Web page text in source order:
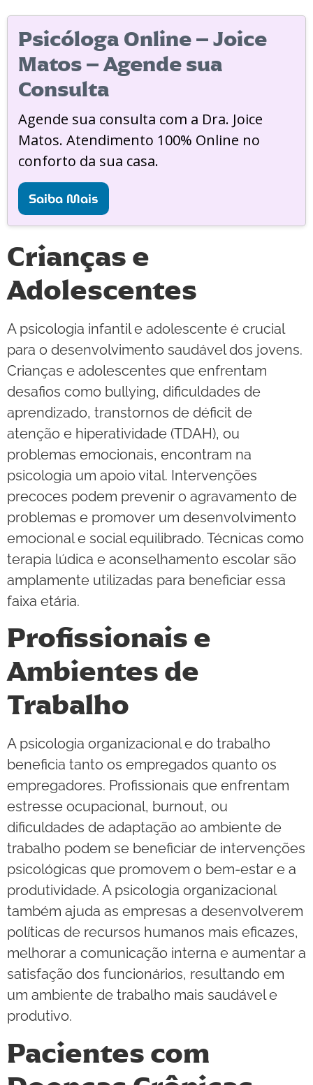
Psicóloga Online – Joice
Matos – Agende sua
Consulta
Agende sua consulta com a Dra. Joice
Matos. Atendimento 100% Online no
conforto da sua casa.
Saiba Mais
Crianças e
Adolescentes
A psicologia infantil e adolescente é crucial
para o desenvolvimento saudável dos jovens.
Crianças e adolescentes que enfrentam
desafios como bullying, dificuldades de
aprendizado, transtornos de déficit de
atenção e hiperatividade (TDAH), ou
problemas emocionais, encontram na
psicologia um apoio vital. Intervenções
precoces podem prevenir o agravamento de
problemas e promover um desenvolvimento
emocional e social equilibrado. Técnicas como
terapia lúdica e aconselhamento escolar são
amplamente utilizadas para beneficiar essa
faixa etária.
Profissionais e
Ambientes de
Trabalho
A psicologia organizacional e do trabalho
beneficia tanto os empregados quanto os
empregadores. Profissionais que enfrentam
estresse ocupacional, burnout, ou
dificuldades de adaptação ao ambiente de
trabalho podem se beneficiar de intervenções
psicológicas que promovem o bem-estar e a
produtividade. A psicologia organizacional
também ajuda as empresas a desenvolverem
políticas de recursos humanos mais eficazes,
melhorar a comunicação interna e aumentar a
satisfação dos funcionários, resultando em
um ambiente de trabalho mais saudável e
produtivo.
Pacientes com